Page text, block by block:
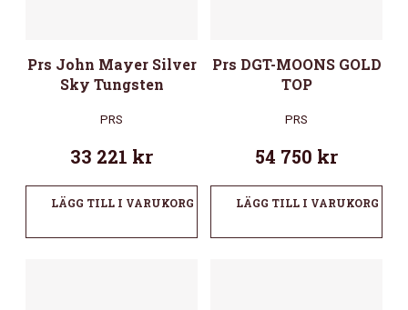
Prs John Mayer Silver
Sky Tungsten
PRS
33 221 kr
LÄGG TILL I VARUKORG
Prs DGT-MOONS GOLD
TOP
PRS
54 750 kr
LÄGG TILL I VARUKORG